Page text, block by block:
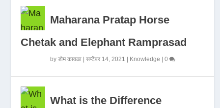
Maharana Pratap Horse
Chetak and Elephant Ramprasad
byडोम कावळा |सप्टेंबर 14, 2021 Knowledge |0
What is the Difference